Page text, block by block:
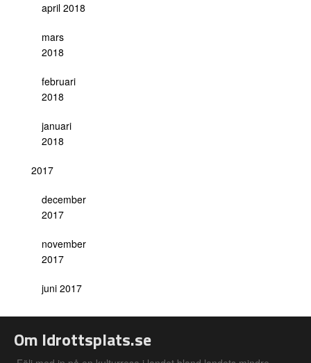
april 2018
mars
2018
februari
2018
januari
2018
2017
december
2017
november
2017
juni 2017
Om Idrottsplats.se